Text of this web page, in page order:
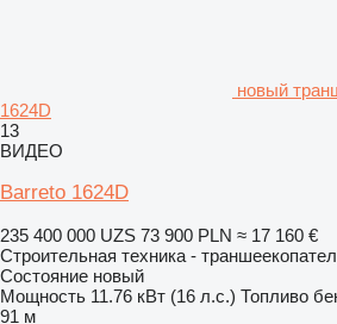
новый
1624D
13
ВИДЕО
Barreto 1624D
235 400 000 UZS 73 900 PLN ≈ 17 160 €
Строительная техника -
Состояние новый
Мощность 11.76 кВт (16 л.с.) Топливо
91 м